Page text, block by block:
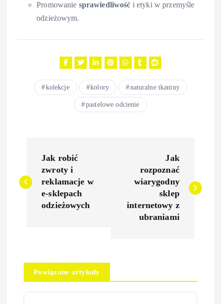
Promowanie sprawiedliwość i etyki w przemyśle
odzieżowym.
kolekcje kolory naturalne tkaniny
pastelowe odcienie
a
a
c
Jak robić
zwroty i
reklamacje w
e-sklepach
odzieżowych
Jak
rozpoznać
wiarygodny
sklep
internetowy z
ubraniami
Powiązane artykuły